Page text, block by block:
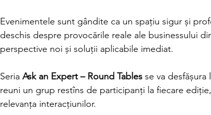
Evenimentele sunt gândite ca un spațiu sigur și
deschis despre provocările reale ale businessului
perspective noi și soluții aplicabile imediat.
Seria Ask an Expert – Round Tables se va desfășura
reuni un grup restîns de participanți la fiecare
relevanța interacțiunilor.